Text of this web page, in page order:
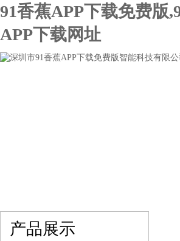
91香蕉APP下载免费版
APP下载网址
产品展示